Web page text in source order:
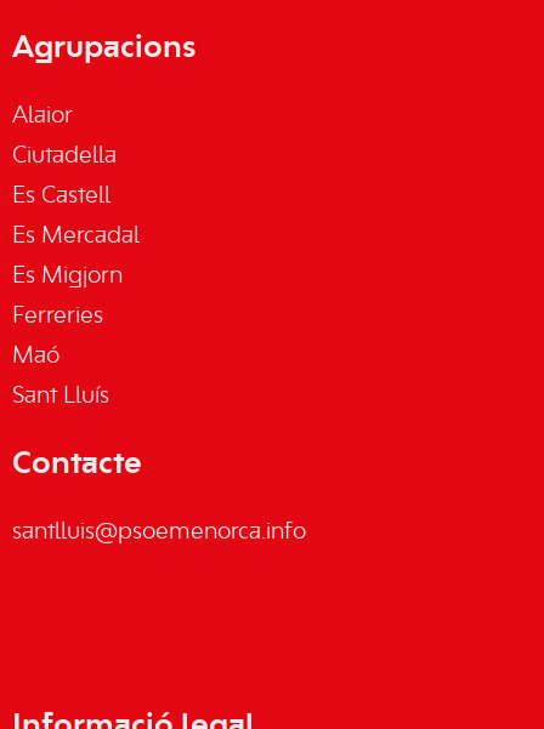
Agrupacions
Alaior
Ciutadella
Es Castell
Es Mercadal
Es Migjorn
Ferreries
Maó
Sant Lluís
Contacte
santlluis@psoemenorca.info